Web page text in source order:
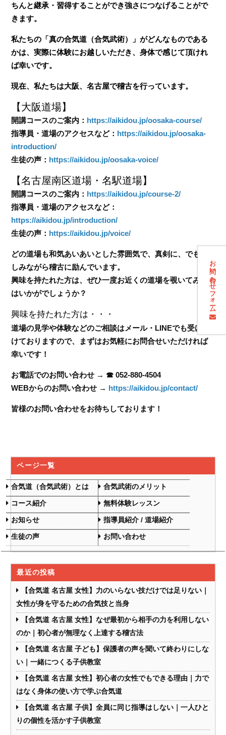
お問い合わせフォーム
ちんと継承・習得することができ強さにつなげることがで
きます。
私たちの「真の合気道（合気武術）」がどんなものである
かは、実際に体験にお越しいただき、身体で感じて頂けれ
ば幸いです。
現在、私たちは大阪、名古屋で稽古を行っています。
【大阪道場】
開講コースのご案内： https://aikidou.jp/oosaka-course/
指導員・道場のアクセスなど： https://aikidou.jp/oosaka-
introduction/
生徒の声： https://aikidou.jp/oosaka-voice/
【名古屋南区道場・名駅道場】
開講コースのご案内： https://aikidou.jp/course-2/
指導員・道場のアクセスなど：
https://aikidou.jp/introduction/
生徒の声： https://aikidou.jp/voice/
どの道場も和気あいあいとした雰囲気で、真剣に、でも楽
しみながら稽古に励んでいます。
興味を持たれた方は、ぜひ一度お近くの道場を覗いてみて
はいかがでしょうか？
興味を持たれた方は・・・
道場の見学や体験などのご相談はメール・LINEでも受け付
けておりますので、まずはお気軽にお問合せいただければ
幸いです！
お電話でのお問い合わせ → ☎ 052-880-4504
WEBからのお問い合わせ → https://aikidou.jp/contact/
皆様のお問い合わせをお待ちしております！
ページ一覧
合気道（合気武術）とは 合気武術のメリット
コース紹介 無料体験レッスン
お知らせ 指導員紹介 / 道場紹介
生徒の声 お問い合わせ
最近の投稿
【合気道 名古屋 女性】力のいらない技だけでは足りない｜
女性が身を守るための合気技と当身
【合気道 名古屋 女性】なぜ最初から相手の力を利用しない
のか｜初心者が無理なく上達する稽古法
【合気道 名古屋 子ども】保護者の声を聞いて終わりにしな
い｜一緒につくる子供教室
【合気道 名古屋 女性】初心者の女性でもできる理由｜力で
はなく身体の使い方で学ぶ合気道
【合気道 名古屋 子供】全員に同じ指導はしない｜一人ひと
りの個性を活かす子供教室